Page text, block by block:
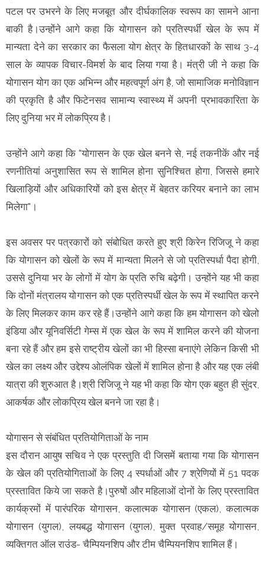
पटल पर उभरने के लिए मजबूत और दीर्घकालिक स्वरूप का सामने आना
बाकी है।उन्होंने आगे कहा कि योगासन को प्रतिस्पर्धी खेल के रूप में
मान्यता देने का सरकार का फैसला योग क्षेत्र के हितधारकों के साथ 3-4
साल के व्यापक विचार-विमर्श के बाद लिया गया है। मंत्री जी ने कहा कि
योगासन योग का एक अभिन्न और महत्वपूर्ण अंग है, जो सामाजिक मनोविज्ञान
की प्रकृति है और फिटेनसव सामान्य स्वास्थ्य में अपनी प्रभावकारिता के
लिए दुनिया भर में लोकप्रिय है।
उन्होंने आगे कहा कि "योगासन के एक खेल बनने से, नई तकनीकें और नई
रणनीतियां अनुशासित रूप से शामिल होना सुनिश्चित होगा, जिससे हमारे
खिलाड़ियों और अधिकारियों को इस क्षेत्र में बेहतर करियर बनाने का लाभ
मिलेगा"।
इस अवसर पर पत्रकारों को संबोधित करते हुए श्री किरेन रिजिजू ने कहा
कि योगासन को खेलों के रूप में मान्यता मिलने से जो प्रतिस्पर्धा पैदा होगी,
उससे दुनिया भर के लोगों में योग के प्रति रुचि बढ़ेगी। उन्होंने यह भी कहा
कि दोनों मंत्रालय योगासन को एक प्रतिस्पर्धी खेल के रूप में स्थापित करने
के लिए मिलकर काम कर रहे हैं।उन्होंने आगे कहा कि हम योगासन को खेलो
इंडिया और यूनिवर्सिटी गेम्स में एक खेल के रूप में शामिल करने की योजना
बना रहे हैं और हम इसे राष्ट्रीय खेलों का भी हिस्सा बनाएंगे लेकिन किसी भी
खेल का लक्ष्य और उद्देश्य ओलंपिक खेलों में शामिल होना है और यह एक लंबी
यात्रा की शुरुआत है।श्री रिजिजू ने यह भी कहा कि योग एक बहुत ही सुंदर,
आकर्षक और लोकप्रिय खेल बनने जा रहा है।
योगासन से संबंधित प्रतियोगिताओं के नाम
इस दौरान आयुष सचिव ने एक प्रस्तुति दी जिसमें बताया गया कि योगासन
के खेल की प्रतियोगिताओं के लिए 4 स्पर्धाओं और 7 श्रेणियों में 51 पदक
प्रस्तावित किये जा सकते है।पुरुषों और महिलाओं दोनों के लिए प्रस्तावित
कार्यक्रमों में पारंपरिक योगासन, कलात्मक योगासन (एकल), कलात्मक
योगासन (युगल), लयबद्ध योगासन (युगल), मुक्त प्रवाह/समूह योगासन,
व्यक्तिगत ऑल राउंड- चैम्पियनशिप और टीम चैम्पियनशिप शामिल हैं।